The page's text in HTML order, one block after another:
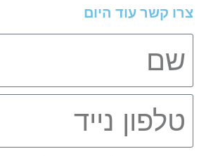
צרו קשר עוד היום